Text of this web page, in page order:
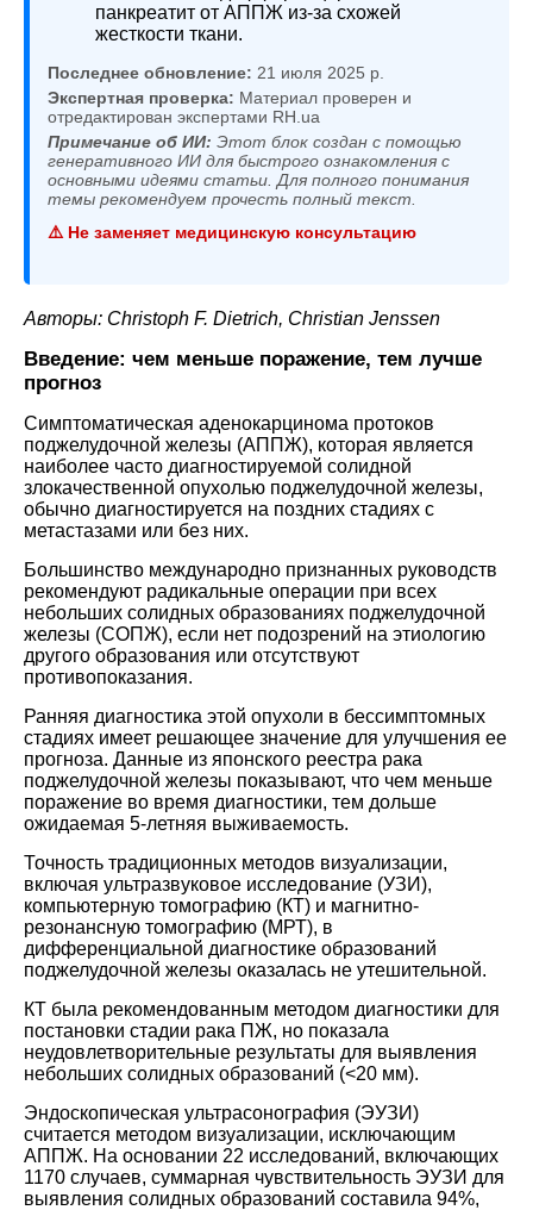
панкреатит от АППЖ из-за схожей
жесткости ткани.
Последнее обновление: 21 июля 2025 р.
Экспертная проверка: Материал проверен и
отредактирован экспертами RH.ua
Примечание об ИИ: Этот блок создан с помощью
генеративного ИИ для быстрого ознакомления с
основными идеями статьи. Для полного понимания
темы рекомендуем прочесть полный текст.
⚠️ Не заменяет медицинскую консультацию
Авторы: Christoph F. Dietrich, Christian Jenssen
Введение: чем меньше поражение, тем лучше
прогноз
Симптоматическая аденокарцинома протоков
поджелудочной железы (АППЖ), которая является
наиболее часто диагностируемой солидной
злокачественной опухолью поджелудочной железы,
обычно диагностируется на поздних стадиях с
метастазами или без них.
Большинство международно признанных руководств
рекомендуют радикальные операции при всех
небольших солидных образованиях поджелудочной
железы (СОПЖ), если нет подозрений на этиологию
другого образования или отсутствуют
противопоказания.
Ранняя диагностика этой опухоли в бессимптомных
стадиях имеет решающее значение для улучшения ее
прогноза. Данные из японского реестра рака
поджелудочной железы показывают, что чем меньше
поражение во время диагностики, тем дольше
ожидаемая 5-летняя выживаемость.
Точность традиционных методов визуализации,
включая ультразвуковое исследование (УЗИ),
компьютерную томографию (КТ) и магнитно-
резонансную томографию (МРТ), в
дифференциальной диагностике образований
поджелудочной железы оказалась не утешительной.
КТ была рекомендованным методом диагностики для
постановки стадии рака ПЖ, но показала
неудовлетворительные результаты для выявления
небольших солидных образований (<20 мм).
Эндоскопическая ультрасонография (ЭУЗИ)
считается методом визуализации, исключающим
АППЖ. На основании 22 исследований, включающих
1170 случаев, суммарная чувствительность ЭУЗИ для
выявления солидных образований составила 94%,